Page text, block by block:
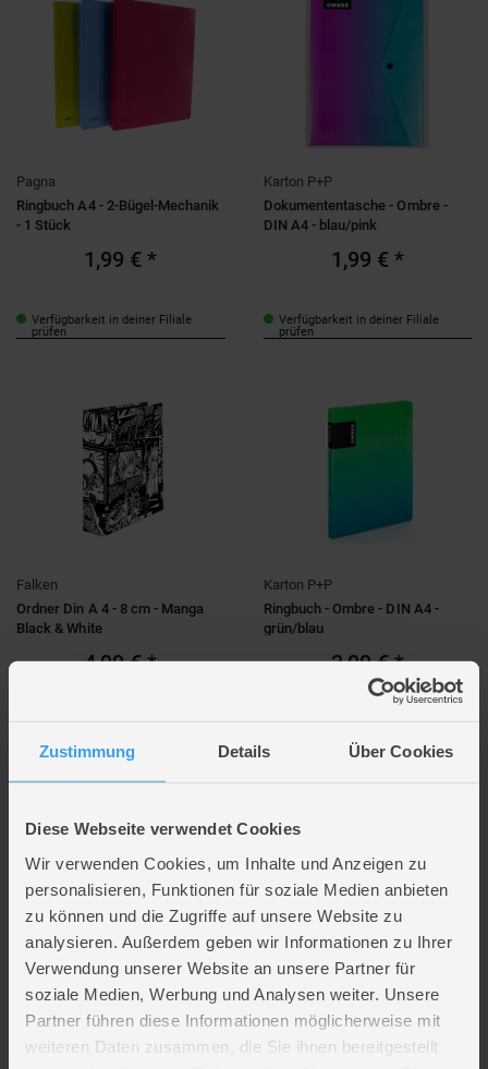
Zustimmung Details Über Cookies
Diese Webseite verwendet Cookies
Wir verwenden Cookies, um Inhalte und Anzeigen zu
personalisieren, Funktionen für soziale Medien anbieten
zu können und die Zugriffe auf unsere Website zu
analysieren. Außerdem geben wir Informationen zu Ihrer
Verwendung unserer Website an unsere Partner für
soziale Medien, Werbung und Analysen weiter. Unsere
Partner führen diese Informationen möglicherweise mit
weiteren Daten zusammen, die Sie ihnen bereitgestellt
Pagna
Ringbuch A4 - 2-Bügel-Mechanik
- 1 Stück
1,99 € *
Verfügbarkeit in deiner Filiale
prüfen
Karton P+P
Dokumententasche - Ombre -
DIN A4 - blau/pink
1,99 € *
Verfügbarkeit in deiner Filiale
prüfen
Falken
Ordner Din A 4 - 8 cm - Manga
Black & White
4,99 €*
Karton P+P
Ringbuch - Ombre - DIN A4 -
grün/blau
3,99 €*
Euro-Trade
Sammelmappe - DIN A4 - mit
Gummizug - schwarz/blau
pbs-factory
Ordner DIN A4 - Controller - ca. 8
cm breit